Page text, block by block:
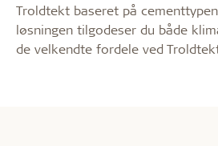
Troldtekt baseret på cementtypen
løsningen tilgodeser du både
de velkendte fordele ved